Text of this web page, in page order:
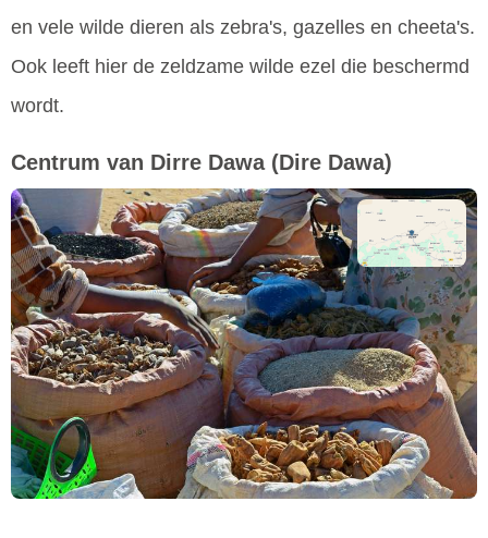
en vele wilde dieren als zebra's, gazelles en cheeta's.
Ook leeft hier de zeldzame wilde ezel die beschermd
wordt.
Centrum van Dirre Dawa (Dire Dawa)